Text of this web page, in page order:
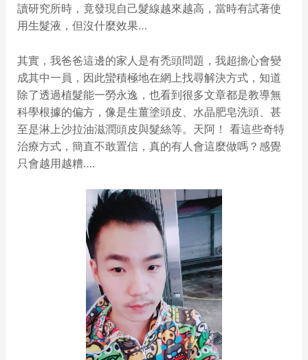
讀研究所時，竟發現自己髮線越來越高，當時有試著使
用生髮液，但沒什麼效果…
其實，我爸爸這邊的家人是有禿頭問題，我超擔心會變
成其中一員，因此蠻積極地在網上找尋解決方式，知道
除了透過植髮能一勞永逸，也看到很多文章都是教導無
科學根據的偏方，像是生薑塗頭皮、水晶肥皂洗頭、甚
至是淋上沙拉油滋潤頭皮與髮絲等。天阿！ 看這些奇特
治療方式，簡直不敢置信，真的有人會這麼做嗎？感覺
只會越用越糟….